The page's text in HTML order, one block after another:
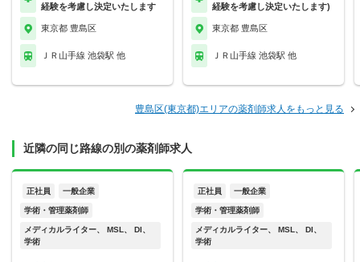
経験を考慮し決定いたします
東京都 豊島区
ＪＲ山手線 池袋駅 他
経験を考慮し決定いたします)
東京都 豊島区
ＪＲ山手線 池袋駅 他
豊島区(東京都)エリアの薬剤師求人をもっと見る
近隣の同じ路線の別の薬剤師求人
正社員 一般企業
学術・管理薬剤師
メディカルライター、 MSL、 DI、
学術
正社員 一般企業
学術・管理薬剤師
メディカルライター、 MSL、 DI、
学術